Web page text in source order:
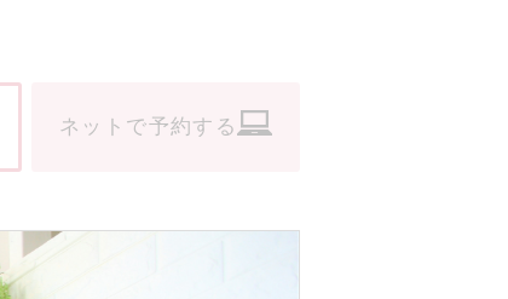
ネットで予約する